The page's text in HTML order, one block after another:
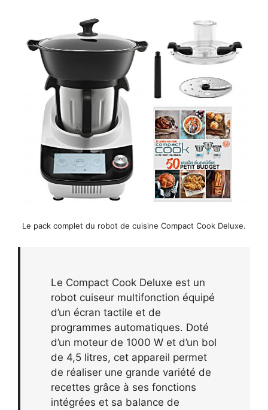
Le pack complet du robot de cuisine Compact Cook Deluxe.
Le Compact Cook Deluxe est un
robot cuiseur multifonction équipé
d’un écran tactile et de
programmes automatiques. Doté
d’un moteur de 1000 W et d’un bol
de 4,5 litres, cet appareil permet
de réaliser une grande variété de
recettes grâce à ses fonctions
intégrées et sa balance de